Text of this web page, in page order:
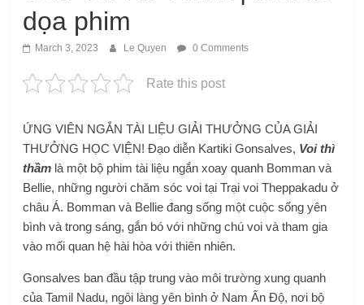
dọa phim
March 3, 2023 Le Quyen 0 Comments
Rate this post
ỨNG VIÊN NGẮN TÀI LIỆU GIẢI THƯỞNG CỦA GIẢI
THƯỞNG HỌC VIỆN! Đạo diễn Kartiki Gonsalves, Voi thì
thầm là một bộ phim tài liệu ngắn xoay quanh Bomman và
Bellie, những người chăm sóc voi tại Trại voi Theppakadu ở
châu Á. Bomman và Bellie đang sống một cuộc sống yên
bình và trong sáng, gắn bó với những chú voi và tham gia
vào mối quan hệ hài hòa với thiên nhiên.
Gonsalves ban đầu tập trung vào môi trường xung quanh
của Tamil Nadu, ngôi làng yên bình ở Nam Ấn Độ, nơi bộ